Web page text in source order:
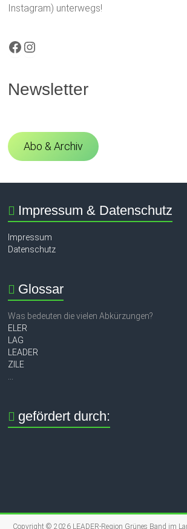
Instagram) unterwegs!
Facebook
Instagram
Newsletter
Abo & Archiv
Impressum & Datenschutz
Impressum
Datenschutz
Glossar
Was bedeuten die vielen Abkürzungen?
ELER
LAG
LEADER
ZILE
gefördert durch:
Copyright © 2026 LEADER-Region Grünes Band im